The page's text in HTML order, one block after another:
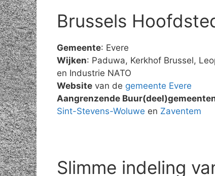
Brussels
Gemeente: Evere
Wijken: Paduwa, Kerkhof Brussel,
en Industrie NATO
Website van de gemeente Evere
Aangrenzende
Sint-Stevens-Woluwe en Zaventem
Slimme indeling